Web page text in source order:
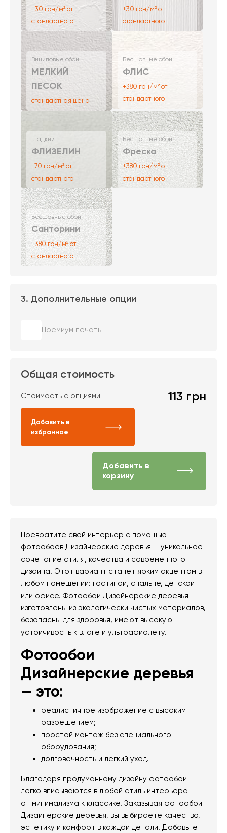
+30 грн/м² от
стандартного
+30 грн/м² от
стандартного
Виниловые обои
МЕЛКИЙ
ПЕСОК
стандартная цена
Бесшовные обои
ФЛИС
+380 грн/м² от
стандартного
Гладкий
ФЛИЗЕЛИН
-70 грн/м² от
стандартного
Бесшовные обои
Фреска
+380 грн/м² от
стандартного
Бесшовные обои
Санторини
+380 грн/м² от
стандартного
3. Дополнительные опции
Премиум печать
Общая стоимость
Стоимость с опциями 113 грн
Добавить в
избранное
Добавить в
корзину
Превратите свой интерьер с помощью
фотообоев Дизайнерские деревья — уникальное
сочетание стиля, качества и современного
дизайна. Этот вариант станет ярким акцентом в
любом помещении: гостиной, спальне, детской
или офисе. Фотообои Дизайнерские деревья
изготовлены из экологически чистых материалов,
безопасны для здоровья, имеют высокую
устойчивость к влаге и ультрафиолету.
Фотообои
Дизайнерские деревья
— это:
реалистичное изображение с высоким
разрешением;
простой монтаж без специального
оборудования;
долговечность и легкий уход.
Благодаря продуманному дизайну фотообои
легко вписываются в любой стиль интерьера —
от минимализма к классике. Заказывая фотообои
Дизайнерские деревья, вы выбираете качество,
эстетику и комфорт в каждой детали. Добавьте